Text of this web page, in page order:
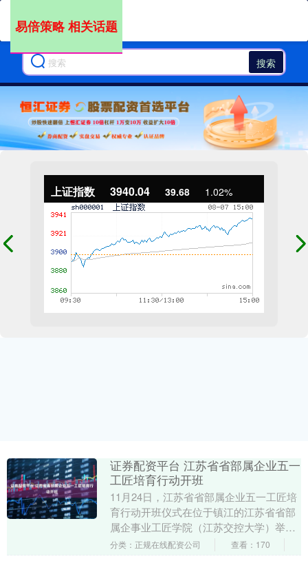
搜索
上证指数 3940.04 39.68 1.02%
易倍策略 相关话题
证券配资平台 江苏省省部属企业五一
工匠培育行动开班
11月24日，江苏省省部属企业五一工匠培
育行动开班仪式在位于镇江的江苏省省部
属企事业工匠学院（江苏交控大学）举
办，启动江苏省省部属企业五一工匠培育
分类：正规在线配资公司 查看：170